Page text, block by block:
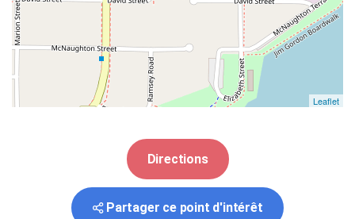
Leaflet
Directions
Partager ce point d'intérêt